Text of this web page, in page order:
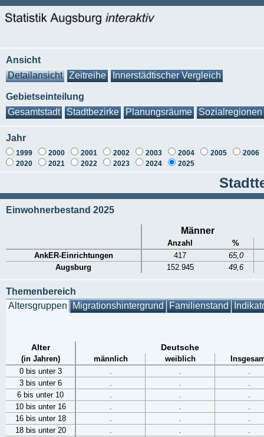
Ansicht
Detailansicht
Zeitreihe Innerstädtischer Vergleich
Gebietseinteilung
Gesamtstadt
Stadtbezirke Planungsräume Sozialregionen
Jahr
1999 2000 2001 2002 2003 2004 2005
2006
2020
2021 2022 2023 2024 2025
Einwohnerbestand 2025
Männer
Anzahl
%
AnkER-Einrichtungen
417
65,0
Augsburg
152.945 49,6
Themenbereich
Altersgruppen Migrationshintergrund Familienstand
Alter Deutsche
(in Jahren) männlich weiblich
0 bis unter 3
. .
.
3 bis unter 6
. .
.
6 bis unter 10
. .
.
10 bis unter 16
. .
.
16 bis unter 18
. .
.
18 bis unter 20
. .
.